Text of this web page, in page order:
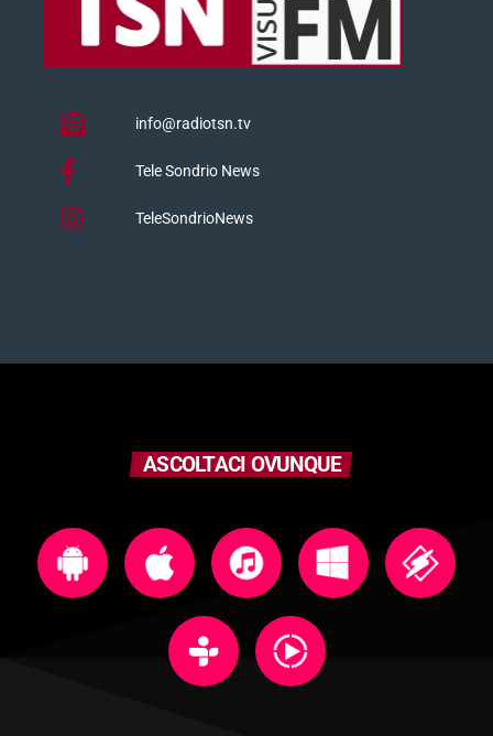
info@radiotsn.tv
Tele Sondrio News
TeleSondrioNews
ASCOLTACI OVUNQUE